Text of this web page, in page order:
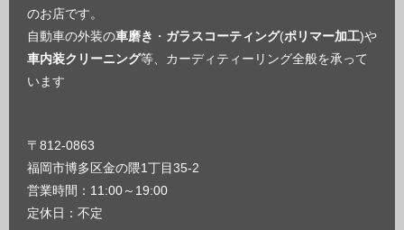
のお店です。
自動車の外装の車磨き ・ ガラスコーティング(ポリマー加工)や
車内装クリーニング等、カーディティーリング全般を承って
います
〒812-0863
福岡市博多区金の隈1丁目35-2
営業時間：11:00～19:00
定休日：不定